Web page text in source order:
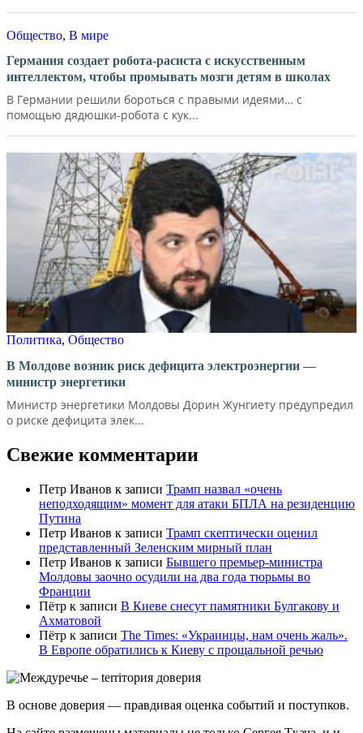
Общество, В мире
Германия создает робота-расиста с искусственным
интеллектом, чтобы промывать мозги детям в школах
В Германии решили бороться с правыми идеями… с
помощью дядюшки-робота с кук...
Политика, Общество
В Молдове возник риск дефицита электроэнергии —
министр энергетики
Министр энергетики Молдовы Дорин Жунгиету предупредил
о риске дефицита элек...
Свежие комментарии
Петр Иванов к записи Трамп назвал «очень
неподходящим» момент для атаки БПЛА на резиденцию
Путина
Петр Иванов к записи Трамп скептически оценил
представленный Зеленским мирный план
Петр Иванов к записи Бывшего премьер-министра
Молдовы заочно осудили на два года тюрьмы во
Франции
Пётр к записи В Киеве снесут памятники Булгакову и
Ахматовой
Пётр к записи Тhe Times: «Украинцы, нам очень жаль».
В Европе обратились к Киеву с прощальной речью
В основе доверия — правдивая оценка событий и поступков.